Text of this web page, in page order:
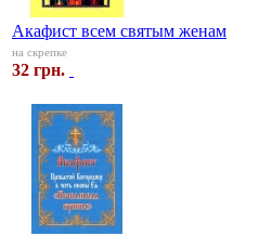
Акафист всем святым женам
на скрепке
32 грн.